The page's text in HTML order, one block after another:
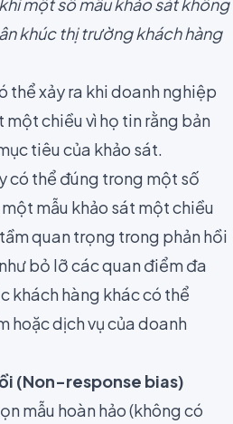
một số mẫu khảo sát không
khúc thị trường khách hàng
thể xảy ra khi doanh nghiệp
một chiều vì họ tin rằng bản
tiêu của khảo sát.
có thể đúng trong một số
mẫu khảo sát một chiều
quan trọng trong phản hồi
bỏ lỡ các quan điểm đa
khách hàng khác có thể
hoặc dịch vụ của doanh
(Non-response bias)
mẫu hoàn hảo (không có